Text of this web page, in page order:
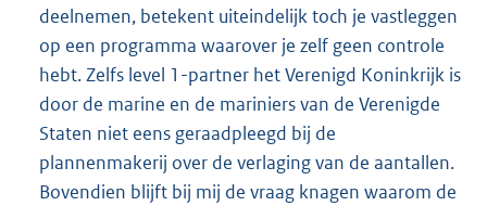
deelnemen, betekent uiteindelijk toch je vastleggen
op een programma waarover je zelf geen controle
hebt. Zelfs level 1-partner het Verenigd Koninkrijk is
door de marine en de mariniers van de Verenigde
Staten niet eens geraadpleegd bij de
plannenmakerij over de verlaging van de aantallen.
Bovendien blijft bij mij de vraag knagen waarom de